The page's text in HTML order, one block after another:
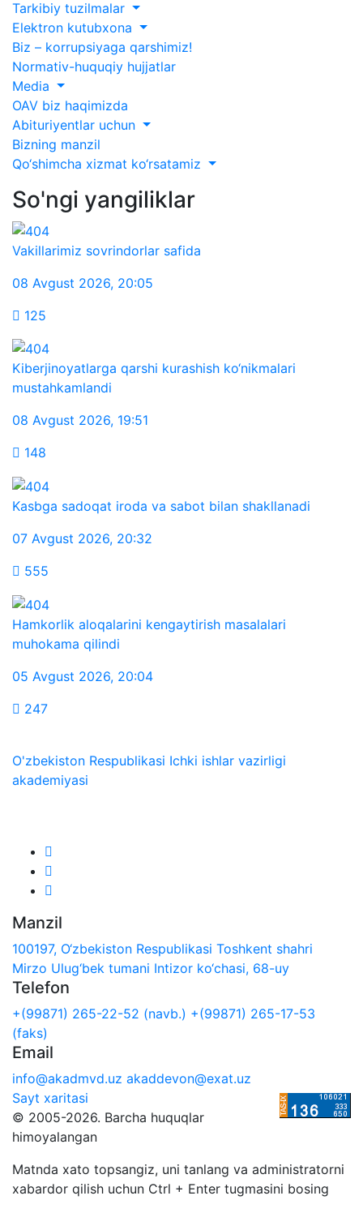
Tarkibiy tuzilmalar
Elektron kutubxona
Biz – korrupsiyaga qarshimiz!
Normativ-huquqiy hujjatlar
Media
OAV biz haqimizda
Abituriyentlar uchun
Bizning manzil
Qo‘shimcha xizmat ko‘rsatamiz
So'ngi yangiliklar
Vakillarimiz sovrindorlar safida
08 Avgust 2026, 20:05
125
Kiberjinoyatlarga qarshi kurashish ko‘nikmalari
mustahkamlandi
08 Avgust 2026, 19:51
148
Kasbga sadoqat iroda va sabot bilan shakllanadi
07 Avgust 2026, 20:32
555
Hamkorlik aloqalarini kengaytirish masalalari
muhokama qilindi
05 Avgust 2026, 20:04
247
O'zbekiston Respublikasi Ichki ishlar vazirligi
akademiyasi
Manzil
100197, O‘zbekiston Respublikasi Toshkent shahri
Mirzo Ulug‘bek tumani Intizor ko‘chasi, 68-uy
Telefon
+(99871) 265-22-52 (navb.) +(99871) 265-17-53
(faks)
Email
info@akadmvd.uz akaddevon@exat.uz
Sayt xaritasi
© 2005-2026. Barcha huquqlar
himoyalangan
Matnda xato topsangiz, uni tanlang va administratorni
xabardor qilish uchun Ctrl + Enter tugmasini bosing